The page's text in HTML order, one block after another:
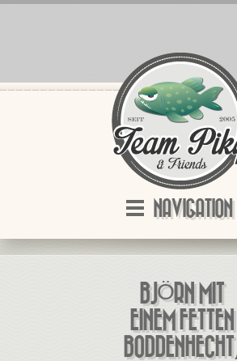
NAVIGATION
BJÖRN MIT
EINEM FETTEN
BODDENHECHT,